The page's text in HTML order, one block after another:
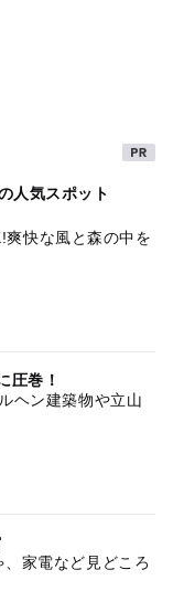
人気スポット
快な風と森の中を
圧巻！
ヘン建築物や立山
家電など見どころ